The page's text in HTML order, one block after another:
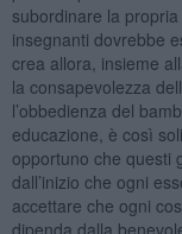
subordinare la
insegnanti dovrebbe
crea allora, insieme
la consapevolezza
l’obbedienza del
educazione, è così
opportuno che questi
dall’inizio che ogni
accettare che ogni
dipenda dalla